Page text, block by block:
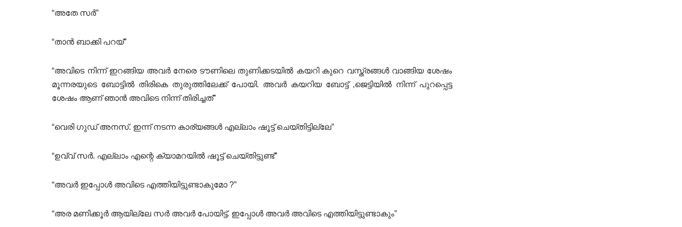
“അതേ സർ”
“താൻ ബാക്കി പറയ്”
“അവിടെ നിന്ന് ഇറങ്ങിയ അവർ നേരെ ടൗണിലെ തുണിക്കടയിൽ കയറി കുറെ വസ്ത്രങ്ങൾ വാങ്ങിയ ശേഷം
മൂന്നരയുടെ ബോട്ടിൽ തിരികെ തുരുത്തിലേക്ക് പോയി. അവർ കയറിയ ബോട്ട് ,ജെട്ടിയിൽ നിന്ന് പുറപ്പെട്ട
ശേഷം ആണ് ഞാൻ അവിടെ നിന്ന് തിരിച്ചത്”
“വെരി ഗുഡ് അനസ്. ഇന്ന് നടന്ന കാര്യങ്ങൾ എല്ലാം ഷൂട്ട് ചെയ്തിട്ടില്ലേ”
“ഉവ്വ് സർ. എല്ലാം എന്റെ ക്യാമറയിൽ ഷൂട്ട് ചെയ്തിട്ടുണ്ട്”
“അവർ ഇപ്പോൾ അവിടെ എത്തിയിട്ടുണ്ടാകുമോ ?”
“അര മണിക്കൂർ ആയില്ലേ സർ അവർ പോയിട്ട്. ഇപ്പോൾ അവർ അവിടെ എത്തിയിട്ടുണ്ടാകും”